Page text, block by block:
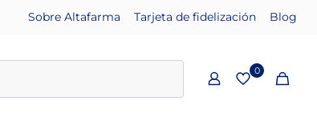
Sobre Altafarma Tarjeta de fidelización Blog
0